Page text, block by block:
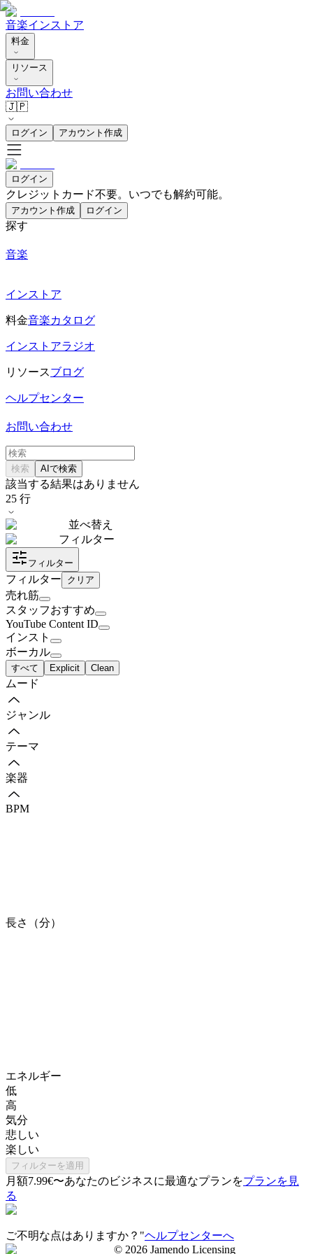
音楽インストア
料金
リソース
お問い合わせ
🇯🇵
ログイン アカウント作成
ログイン
クレジットカード不要。いつでも解約可能。
アカウント作成 ログイン
探す
音楽
インストア
料金音楽カタログ
インストアラジオ
リソースブログ
ヘルプセンター
お問い合わせ
検索 AIで検索
該当する結果はありません
25 行
並べ替え
フィルター
フィルター
フィルター クリア
売れ筋
スタッフおすすめ
YouTube Content ID
インスト
ボーカル
すべて Explicit Clean
ムード
ジャンル
テーマ
楽器
BPM
長さ（分）
エネルギー
低
高
気分
悲しい
楽しい
フィルターを適用
月額7.99€〜あなたのビジネスに最適なプランをプランを見
る
ご不明な点はありますか？"ヘルプセンターへ
© 2026 Jamendo Licensing